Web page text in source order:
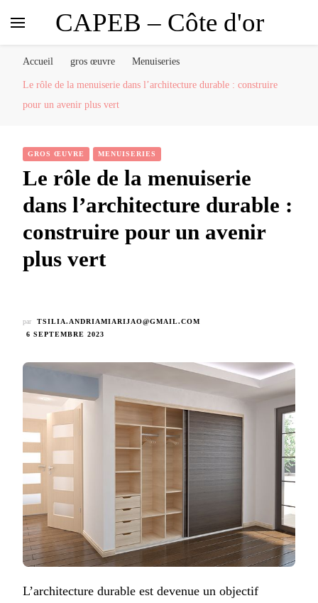
CAPEB – Côte d'or
Accueil gros œuvre Menuiseries
Le rôle de la menuiserie dans l’architecture durable : construire
pour un avenir plus vert
GROS ŒUVRE MENUISERIES
Le rôle de la menuiserie
dans l’architecture durable :
construire pour un avenir
plus vert
par
TSILIA.ANDRIAMIARIJAO@GMAIL.COM
6 SEPTEMBRE 2023
L’architecture durable est devenue un objectif